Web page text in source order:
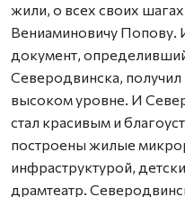
жили, о всех своих
Вениаминовичу Попову.
документ,
Северодвинска,
высоком уровне. И
стал красивым и
построены жилые
инфраструктурой,
драмтеатр.